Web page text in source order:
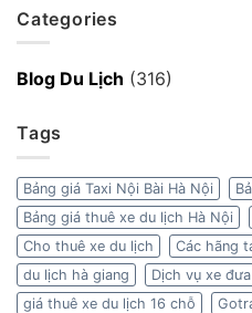
Categories
Blog Du Lịch (316)
Tags
Bảng giá Taxi Nội Bài Hà Nội
Bảng giá thuê xe du lịch Hà Nội
Cho thuê xe du lịch
Các hãng
du lịch hà giang
Dịch vụ xe
giá thuê xe du lịch 16 chỗ